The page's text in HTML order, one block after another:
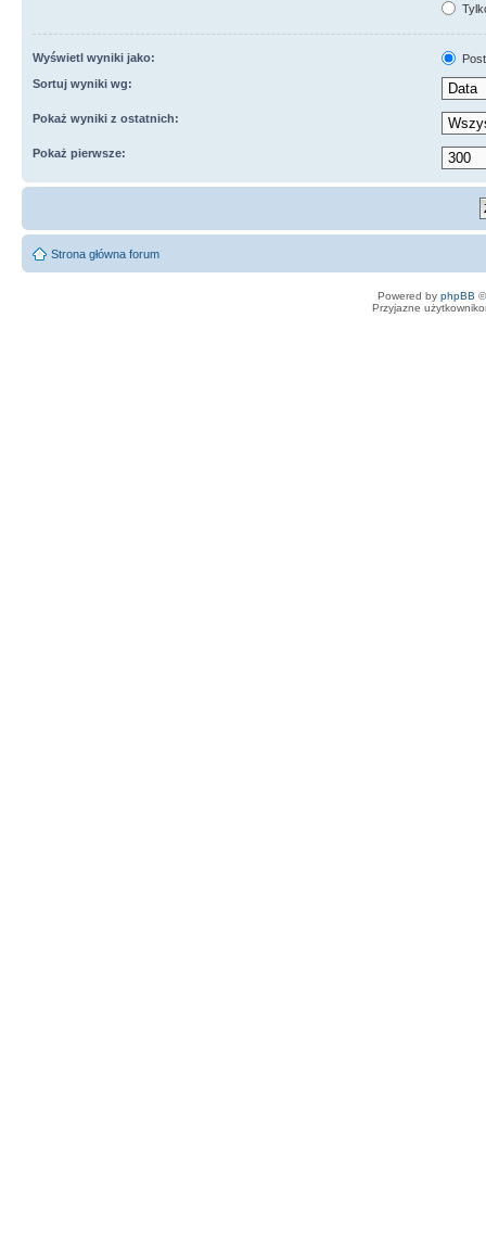
Wyświetl wyniki jako:
Sortuj wyniki wg:
Pokaż wyniki z ostatnich:
Pokaż pierwsze:
Strona główna forum
Powered by phpBB
Przyjazne